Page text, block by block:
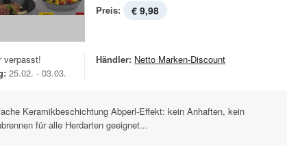
Preis: € 9,98
verpasst!
25.02. - 03.03.
Händler: Netto Marken-Discount
Keramikbeschichtung Abperl-Effekt: kein Anhaften, kein
für alle Herdarten geeignet...